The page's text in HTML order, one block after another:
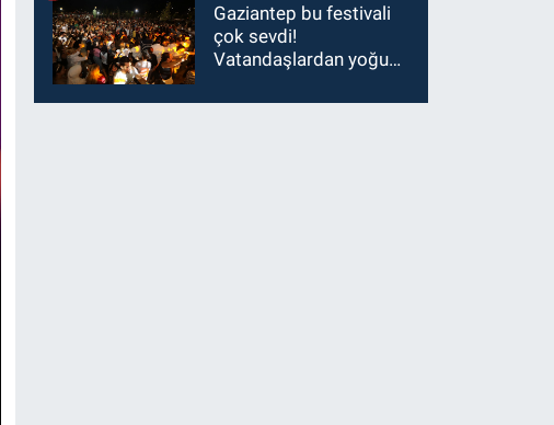
Gaziantep bu festivali
çok sevdi!
Vatandaşlardan yoğun